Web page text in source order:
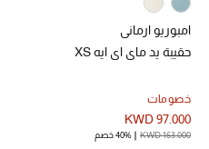
جميع الإكسسورات النسائية
موضة نسائية
امبوريو ارماني
حقيبة يد ماي اي ايه XS
خصومات
KWD 97.000
KWD 163.000 40% خصم